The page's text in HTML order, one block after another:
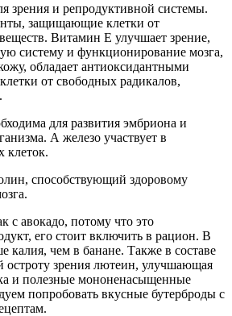
зрения и репродуктивной системы.
защищающие клетки от
Витамин Е улучшает зрение,
систему и функционирование мозга,
обладает антиоксидантными
от свободных радикалов,
для развития эмбриона и
А железо участвует в
клеток.
способствующий здоровому
с авокадо, потому что это
его стоит включить в рацион. В
калия, чем в банане. Также в составе
зрения лютеин, улучшающая
и полезные мононенасыщенные
попробовать вкусные бутерброды с